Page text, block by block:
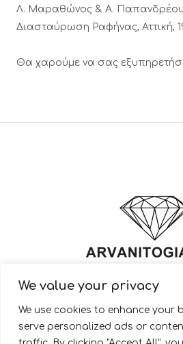
We value your privacy
We use cookies to enhance your
serve personalized ads or
Λ. Μαραθώνος & A. Παπανδρέου
Διασταύρωση Ραφήνας, Αττική,
Θα χαρούμε να σας
© 2022 ARVANITOGIANNIS – Jewelry